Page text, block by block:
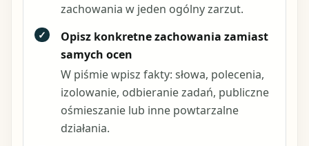
zachowania w jeden ogólny zarzut.
✓
Opisz konkretne zachowania zamiast
samych ocen
W piśmie wpisz fakty: słowa, polecenia,
izolowanie, odbieranie zadań, publiczne
ośmieszanie lub inne powtarzalne
działania.